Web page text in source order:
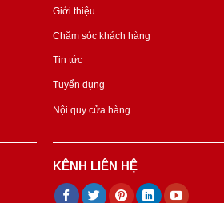
Giới thiệu
Chăm sóc khách hàng
Tin tức
Tuyển dụng
Nội quy cửa hàng
KÊNH LIÊN HỆ